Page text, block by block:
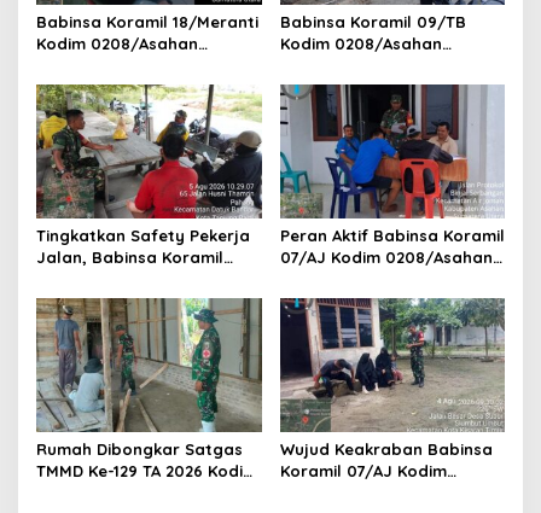
Babinsa Koramil 18/Meranti
Kodim 0208/Asahan
Komsos Dengan Warga
Masyarakat Binaan
Babinsa Koramil 09/TB
Kodim 0208/Asahan
Lewat Wasbang Kepada
Siswa-siswi MAN1 Kota
Tanjung Balai
Tingkatkan Safety Pekerja
Jalan, Babinsa Koramil
Gelar Komsos Bersama Tim
Pemotong Rumput Dinas PU
Peran Aktif Babinsa Koramil
07/AJ Kodim 0208/Asahan
Kantor Desa Air Joman
Rumah Dibongkar Satgas
TMMD Ke-129 TA 2026 Kodim
Wujud Keakraban Babinsa
Koramil 07/AJ Kodim